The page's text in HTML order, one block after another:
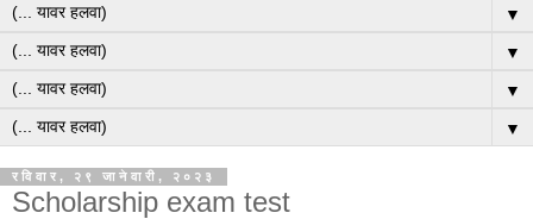
▼
▼
▼
▼
रविवार, २९ जानेवारी, २०२३
Scholarship exam test